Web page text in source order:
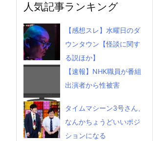
人気記事ランキング
【感想スレ】水曜日のダ
ウンタウン【怪談に関す
る説ほか】
【速報】NHK職員が番組
出演者から性被害
タイムマシーン3号さん、
なんかちょうどいいポジ
ションになる